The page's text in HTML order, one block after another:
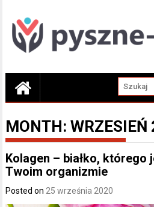
content
MONTH:WRZESIEŃ
Kolagen – białko, którego
Twoim organizmie
Posted on 25 września 2020